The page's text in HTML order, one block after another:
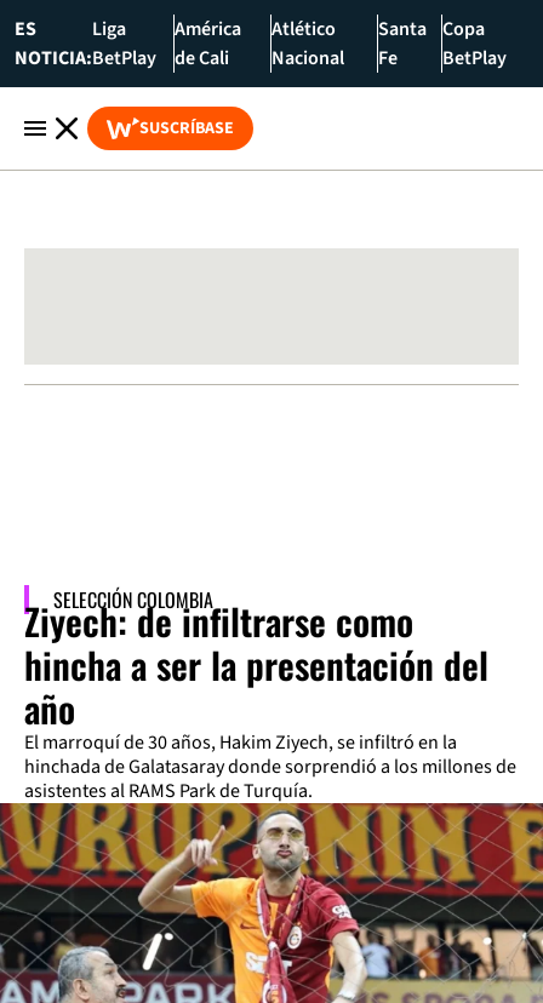
ES
NOTICIA:
Liga
BetPlay
América
de Cali
Atlético
Nacional
Santa
Fe
Copa
BetPlay
SUSCRÍBASE
SELECCIÓN COLOMBIA
Ziyech: de infiltrarse como
hincha a ser la presentación del
año
El marroquí de 30 años, Hakim Ziyech, se infiltró en la
hinchada de Galatasaray donde sorprendió a los millones de
asistentes al RAMS Park de Turquía.